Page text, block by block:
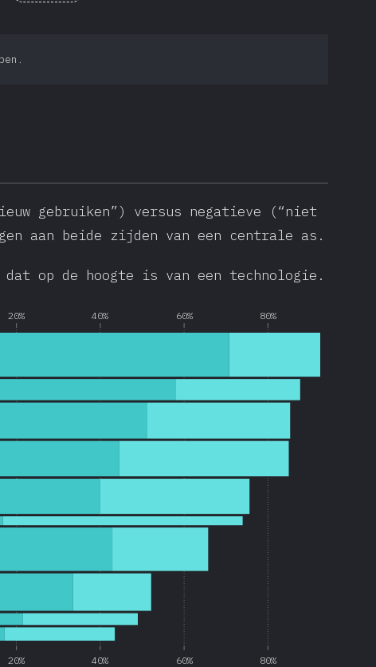
gebruiken”) versus negatieve (“niet
aan beide zijden van een centrale as.
op de hoogte is van een technologie.
20% 40% 60% 80%
20% 40% 60% 80%